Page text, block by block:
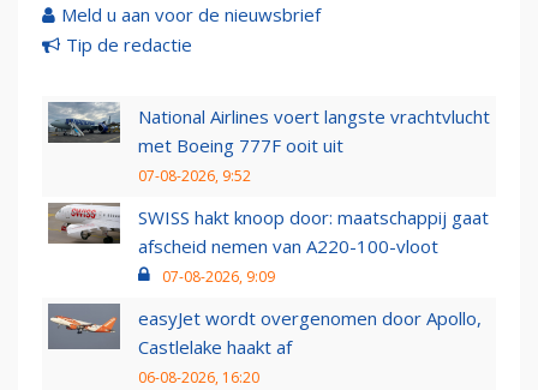
Meld u aan voor de nieuwsbrief
Tip de redactie
National Airlines voert langste vrachtvlucht
met Boeing 777F ooit uit
07-08-2026, 9:52
SWISS hakt knoop door: maatschappij gaat
afscheid nemen van A220-100-vloot
07-08-2026, 9:09
easyJet wordt overgenomen door Apollo,
Castlelake haakt af
06-08-2026, 16:20